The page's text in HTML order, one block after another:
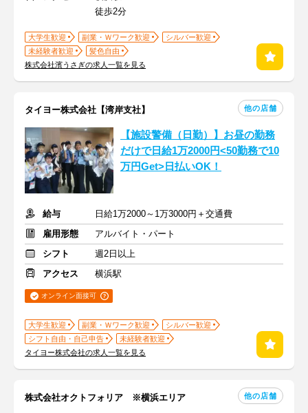
徒歩2分
大学生歓迎 副業・Ｗワーク歓迎
シルバー歓迎
未経験者歓迎
髪色自由
株式会社濱うさぎの求人一覧を見る
タイヨー株式会社【湾岸支社】 他の店舗
【施設警備（日勤）】お昼の勤務
だけで日給1万2000円<50勤務で10
万円Get>日払いOK！
給与
日給1万2000～1万3000円＋交通費
雇用形態
アルバイト・パート
シフト
週2日以上
アクセス
横浜駅
オンライン面接可
大学生歓迎 副業・Ｗワーク歓迎
シルバー歓迎
シフト自由・自己申告
未経験者歓迎
タイヨー株式会社の求人一覧を見る
株式会社オクトフォリア ※横浜エリア 他の店舗